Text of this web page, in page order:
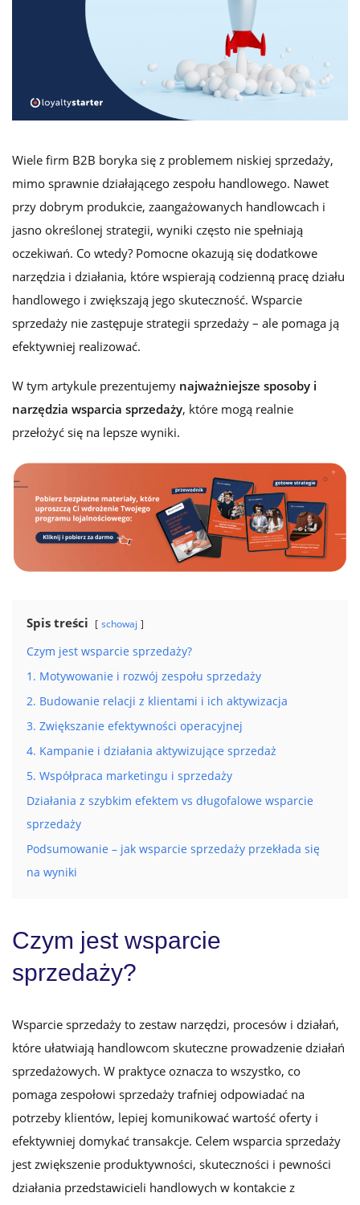
Wiele firm B2B boryka się z problemem niskiej sprzedaży,
mimo sprawnie działającego zespołu handlowego. Nawet
przy dobrym produkcie, zaangażowanych handlowcach i
jasno określonej strategii, wyniki często nie spełniają
oczekiwań. Co wtedy? Pomocne okazują się dodatkowe
narzędzia i działania, które wspierają codzienną pracę działu
handlowego i zwiększają jego skuteczność. Wsparcie
sprzedaży nie zastępuje strategii sprzedaży – ale pomaga ją
efektywniej realizować.
W tym artykule prezentujemy najważniejsze sposoby i
narzędzia wsparcia sprzedaży, które mogą realnie
przełożyć się na lepsze wyniki.
Spis treści schowaj
Czym jest wsparcie sprzedaży?
1. Motywowanie i rozwój zespołu sprzedaży
2. Budowanie relacji z klientami i ich aktywizacja
3. Zwiększanie efektywności operacyjnej
4. Kampanie i działania aktywizujące sprzedaż
5. Współpraca marketingu i sprzedaży
Działania z szybkim efektem vs długofalowe wsparcie
sprzedaży
Podsumowanie – jak wsparcie sprzedaży przekłada się
na wyniki
Czym jest wsparcie
sprzedaży?
Wsparcie sprzedaży to zestaw narzędzi, procesów i działań,
które ułatwiają handlowcom skuteczne prowadzenie działań
sprzedażowych. W praktyce oznacza to wszystko, co
pomaga zespołowi sprzedaży trafniej odpowiadać na
potrzeby klientów, lepiej komunikować wartość oferty i
efektywniej domykać transakcje. Celem wsparcia sprzedaży
jest zwiększenie produktywności, skuteczności i pewności
działania przedstawicieli handlowych w kontakcie z